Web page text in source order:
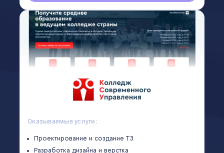
Оказываемые услуги:
Проектирование и создание ТЗ
Разработка дизайна и верстка